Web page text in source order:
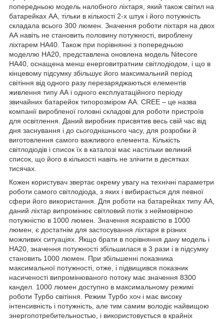
попередньою модель налобного ліхтаря, який також світил на
батарейках АА, тільки в кількості 2-х штук і його потужність
складала всього 300 люмен. Значення роботи ліхтаря на двох
АА навіть не становить половину потужності, вироблену
ліхтарем HA40. Також при порівнянні з попередньою
моделлю НА20, представлена оновлена модель Nitecore
HA40, оснащена менш енерговитратним світлодіодом, і що в
кінцевому підсумку збільшує його максимальний період
світіння від одного разу перезаряджаються елементів
живлення типу АА і одного експлуатаційного періоду
звичайних батарейок типорозміром АА. CREE – це назва
компанії виробленої головні складові для роботи пристроїв
для освітлення. Даний виробник присвятив весь свій час від
дня заснування і до сьогоднішнього часу, для розробки й
виготовлення самого важливого елемента. Кількість
світлодіодів і список їх в каталозі має настільки великий
список, що його в кількості навіть не злічити в десятках
тисячах.
Кожен користувач звертає окрему увагу на технічні параметри
роботи самого світлодіода, з яких і вибирається для певної
сфери його використання. Для роботи на батарейках типу АА,
даний ліхтар випромінює світловий потік з неймовірною
потужністю в 1000 люмен. Значення яскравістю в 1000
люмен, є достатнім для застосування ліхтаря в різних
можливих ситуаціях. Якщо брати в порівняння дану модель і
HA20, значення потужності збільшилася в 3 рази і в підсумку
становить 1000 люмен. При збільшенні показника
максимальної потужності, отже, і підвищився показник
насиченості випромінюваного потоку має значення 8300
кандел. 1000 люмен доступно в максимальному режимі
роботи Турбо світіння. Режим Турбо хоч і має високу
інтенсивність і потужність, але тим самим володіє найвищою
энергопотребительностью, і використовується в крайніх